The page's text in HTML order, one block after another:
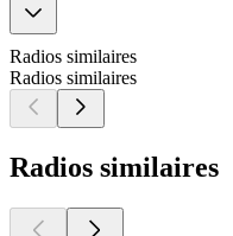
Radios similaires
Radios similaires
Radios similaires